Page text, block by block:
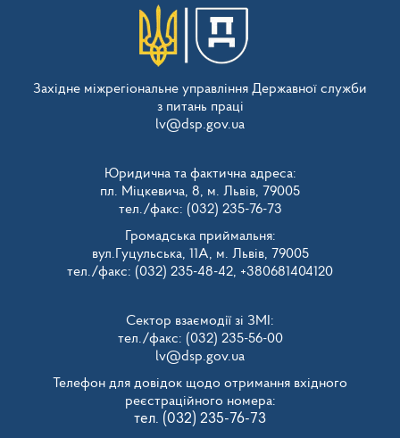
Західне міжрегіональне управління Державної служби
з питань праці
lv@dsp.gov.ua
Юридична та фактична адреса:
пл. Міцкевича, 8, м. Львів, 79005
тел./факс: (032) 235-76-73
Громадська приймальня:
вул.Гуцульська, 11А, м. Львів, 79005
тел./факс: (032) 235-48-42, +380681404120
Сектор взаємодії зі ЗМІ:
тел./факс: (032) 235-56-00
lv@dsp.gov.ua
Телефон для довідок щодо отримання вхідного
реєстраційного номера:
тел. (032) 235-76-73